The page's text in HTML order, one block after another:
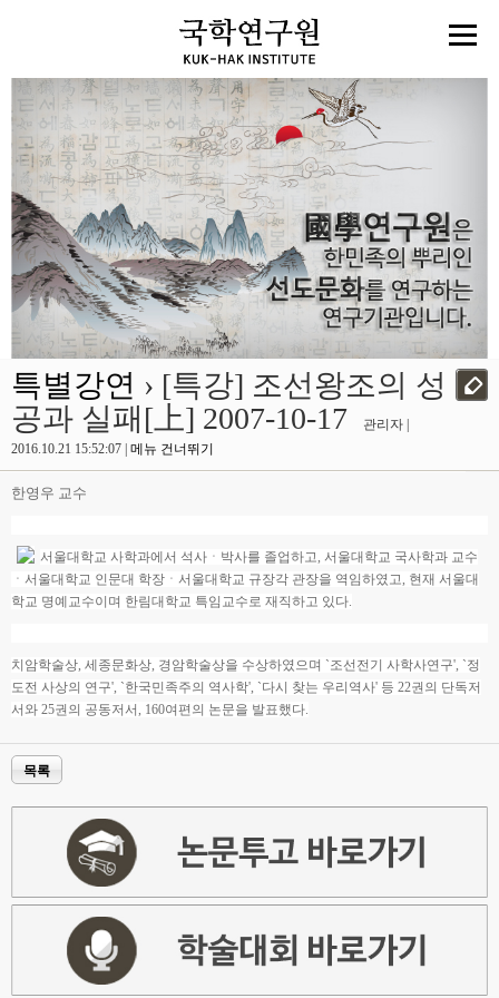
특별강연 › [특강] 조선왕조의 성
공과 실패[上] 2007-10-17
관리자 |
2016.10.21 15:52:07 | 메뉴 건너뛰기
한영우 교수
서울대학교 사학과에서 석사ㆍ박사를 졸업하고, 서울대학교 국사학과 교수
ㆍ서울대학교 인문대 학장ㆍ서울대학교 규장각 관장을 역임하였고, 현재 서울대
학교 명예교수이며 한림대학교 특임교수로 재직하고 있다.
치암학술상, 세종문화상, 경암학술상을 수상하였으며 `조선전기 사학사연구', `정
도전 사상의 연구', `한국민족주의 역사학', `다시 찾는 우리역사' 등 22권의 단독저
서와 25권의 공동저서, 160여편의 논문을 발표했다.
목록